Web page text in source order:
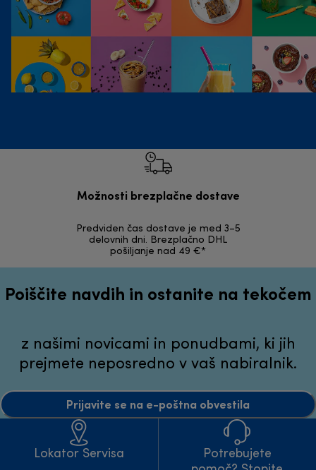
Možnosti brezplačne dostave
Predviden čas dostave je med 3–5
delovnih dni. Brezplačno DHL
pošiljanje nad 49 €*
Poiščite navdih in ostanite na tekočem
z našimi novicami in ponudbami, ki jih
prejmete neposredno v vaš nabiralnik.
Prijavite se na e-poštna obvestila
Lokator Servisa
Potrebujete